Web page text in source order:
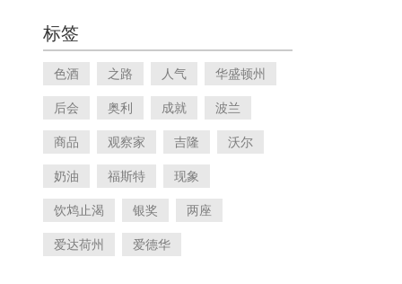
标签
色酒 之路 人气 华盛顿州
后会 奥利 成就 波兰
商品 观察家 吉隆 沃尔
奶油 福斯特 现象
饮鸩止渴 银奖 两座
爱达荷州 爱德华